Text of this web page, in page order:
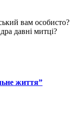
вам особисто?
давні митці?
життя”